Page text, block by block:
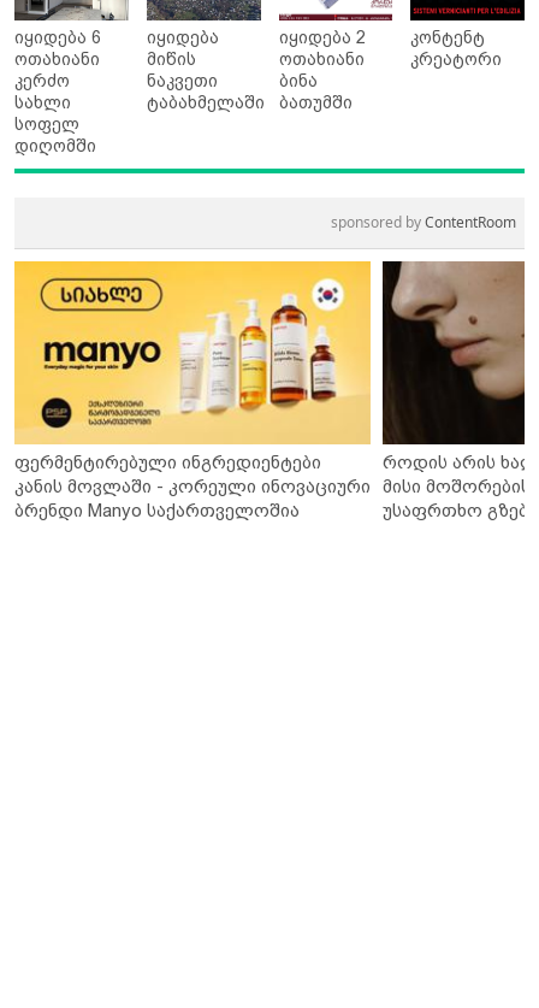
იყიდება 6
ოთახიანი
კერძო
სახლი
სოფელ
დიღომში
იყიდება
მიწის
ნაკვეთი
ტაბახმელაში
იყიდება 2
ოთახიანი
ბინა
ბათუმში
კონტენტ
კრეატორი
sponsored byContentRoom
ფერმენტირებული ინგრედიენტები
კანის მოვლაში - კორეული ინოვაციური
ბრენდი Manyo საქართველოშია
როდის არის
მისი მოშორების
უსაფრთხო გზები